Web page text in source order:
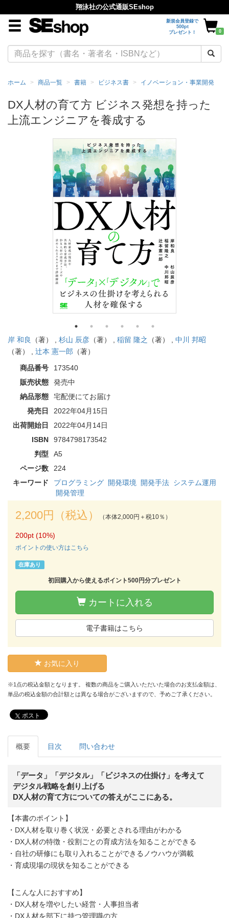
翔泳社の公式通販SEshop
新規会員登録で
500pt
プレゼント！
0
ホーム 商品一覧 書籍 ビジネス書 イノベーション・事業開発
DX人材の育て方 ビジネス発想を持った
上流エンジニアを養成する
岸 和良 （著） , 杉山 辰彦 （著） , 稲留 隆之 （著） , 中川 邦昭
（著） , 辻本 憲一郎 （著）
商品番号
173540
販売状態
発売中
納品形態
宅配便にてお届け
発売日
2022年04月15日
出荷開始日
2022年04月14日
ISBN
9784798173542
判型
A5
ページ数
224
キーワード
プログラミング 開発環境 開発手法 システム運用
開発管理
2,200円（税込） （本体2,000円＋税10％）
200pt (10%)
ポイントの使い方はこちら
在庫あり
初回購入から使えるポイント500円分プレゼント
カートに入れる
電子書籍はこちら
お気に入り
※1点の税込金額となります。 複数の商品をご購入いただいた場合のお支払金額は、
単品の税込金額の合計額とは異なる場合がございますので、予めご了承ください。
ポスト
概要 目次 問い合わせ
「データ」「デジタル」「ビジネスの仕掛け」を考えて
デジタル戦略を創り上げる
DX人材の育て方についての答えがここにある。
【本書のポイント】
・DX人材を取り巻く状況・必要とされる理由がわかる
・DX人材の特徴・役割ごとの育成方法を知ることができる
・自社の研修にも取り入れることができるノウハウが満載
・育成現場の現状を知ることができる
【こんな人におすすめ】
・DX人材を増やしたい経営・人事担当者
・DX人材を部下に持つ管理職の方